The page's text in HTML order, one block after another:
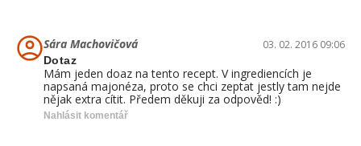
Sára Machovičová 03. 02. 2016 09:06
Dotaz
Mám jeden doaz na tento recept. V ingrediencích je
napsaná majonéza, proto se chci zeptat jestly tam nejde
nějak extra cítit. Předem děkuji za odpověd! :)
Nahlásit komentář